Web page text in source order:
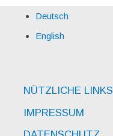
Deutsch
English
NÜTZLICHE LINKS
IMPRESSUM